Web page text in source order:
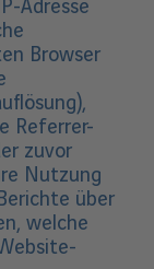
Adresse
Browser
Referrer-
zuvor
Nutzung
über
welche